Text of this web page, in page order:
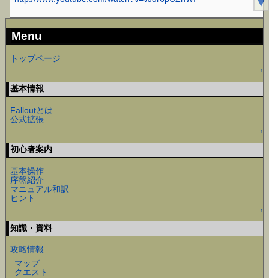
Menu
トップページ
↑
基本情報
Falloutとは
公式拡張
↑
初心者案内
基本操作
序盤紹介
マニュアル和訳
ヒント
↑
知識・資料
攻略情報
マップ
クエスト